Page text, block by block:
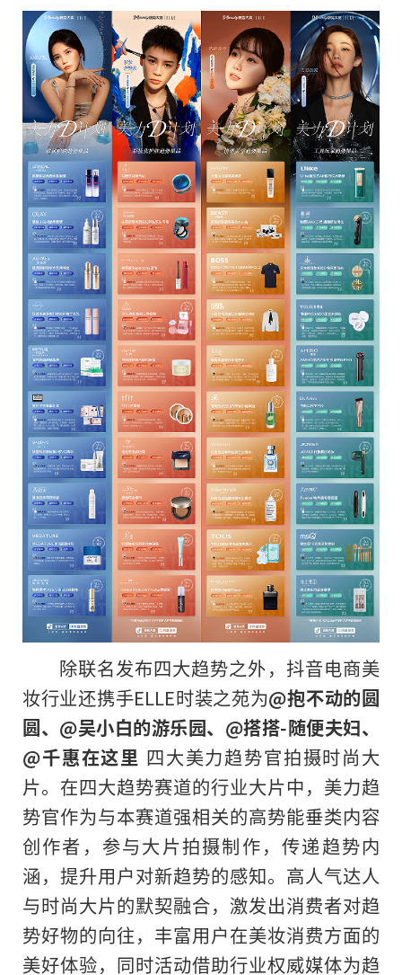
除联名发布四大趋势之外，抖音电商美
妆行业还携手ELLE时装之苑为@抱不动的圆
圆、@吴小白的游乐园、@搭搭-随便夫妇、
@千惠在这里 四大美力趋势官拍摄时尚大
片。在四大趋势赛道的行业大片中，美力趋
势官作为与本赛道强相关的高势能垂类内容
创作者，参与大片拍摄制作，传递趋势内
涵，提升用户对新趋势的感知。高人气达人
与时尚大片的默契融合，激发出消费者对趋
势好物的向往，丰富用户在美妆消费方面的
美好体验，同时活动借助行业权威媒体为趋